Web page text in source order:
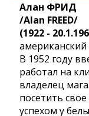
Алан ФРИД
/Alan FREED/
(1922 -
В 1952 году
работал на
владелец
посетить
успехом у